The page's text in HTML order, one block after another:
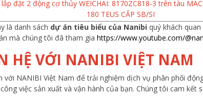
đặt 2 động cơ thủy WEICHAI: 8170ZC818-3 trên tàu
180 TEUS CẤP SB/SI
là danh sách dự án tiêu biểu của Nanibi quý khách
mà chúng tôi đã tham gia https://www.youtube.com/
HỆ VỚI NANIBI VIỆT NAM
với NANIBI Việt Nam để trải nghiệm dịch vụ phân phối
việc sản xuất và vận hành của bạn. Chúng tôi cam